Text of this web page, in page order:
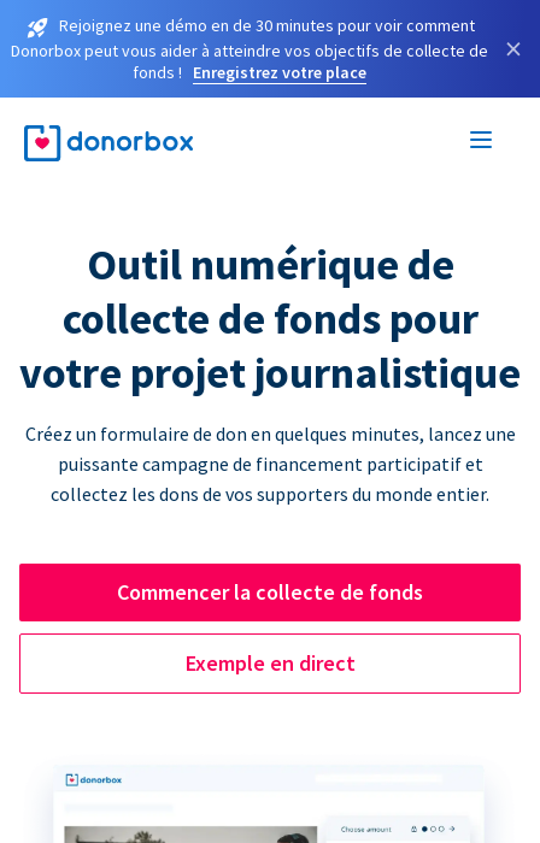
Rejoignez une démo en de 30 minutes pour voir comment
Donorbox peut vous aider à atteindre vos objectifs de collecte de
fonds !
Enregistrez votre place
×
Outil numérique de
collecte de fonds pour
votre projet journalistique
Créez un formulaire de don en quelques minutes, lancez une
puissante campagne de financement participatif et
collectez les dons de vos supporters du monde entier.
Commencer la collecte de fonds
Exemple en direct